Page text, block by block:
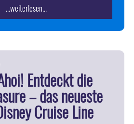
...weiterlesen...
Entdeckt die
– das neueste
Cruise Line